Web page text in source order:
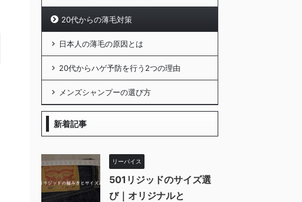
20代からの薄毛対策
日本人の薄毛の原因とは
20代からハゲ予防を行う2つの理由
メンズシャンプーの選び方
新着記事
リーバイス
501リジッドのサイズ選
び｜オリジナルと